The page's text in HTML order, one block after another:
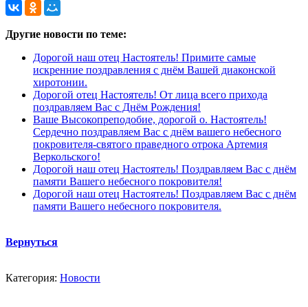
Другие новости по теме:
Дорогой наш отец Настоятель! Примите самые
искренние поздравления с днём Вашей диаконской
хиротонии.
Дорогой отец Настоятель! От лица всего прихода
поздравляем Вас с Днём Рождения!
Ваше Высокопреподобие, дорогой о. Настоятель!
Сердечно поздравляем Вас с днём вашего небесного
покровителя-святого праведного отрока Артемия
Веркольского!
Дорогой наш отец Настоятель! Поздравляем Вас с днём
памяти Вашего небесного покровителя!
Дорогой наш отец Настоятель! Поздравляем Вас с днём
памяти Вашего небесного покровителя.
Вернуться
Категория: Новости